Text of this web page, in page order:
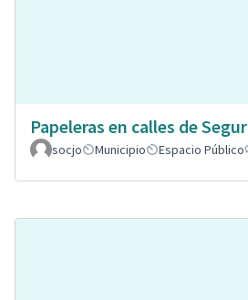
Papeleras en calles de Segur
socjo
Municipio Espacio Público